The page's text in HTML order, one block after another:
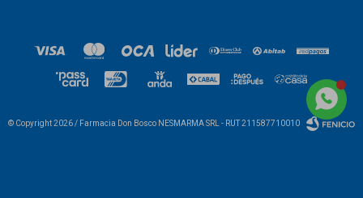
© Copyright 2026 / Farmacia Don Bosco NESMARMA SRL - RUT 211587710010